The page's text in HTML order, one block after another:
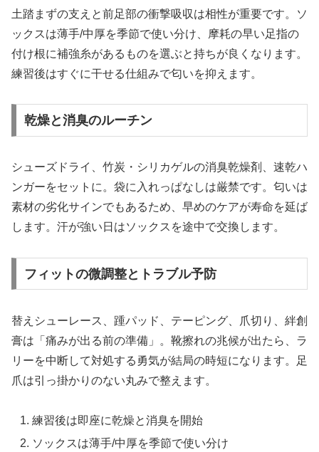
土踏まずの支えと前足部の衝撃吸収は相性が重要です。ソ
ックスは薄手/中厚を季節で使い分け、摩耗の早い足指の
付け根に補強糸があるものを選ぶと持ちが良くなります。
練習後はすぐに干せる仕組みで匂いを抑えます。
乾燥と消臭のルーチン
シューズドライ、竹炭・シリカゲルの消臭乾燥剤、速乾ハ
ンガーをセットに。袋に入れっぱなしは厳禁です。匂いは
素材の劣化サインでもあるため、早めのケアが寿命を延ば
します。汗が強い日はソックスを途中で交換します。
フィットの微調整とトラブル予防
替えシューレース、踵パッド、テーピング、爪切り、絆創
膏は「痛みが出る前の準備」。靴擦れの兆候が出たら、ラ
リーを中断して対処する勇気が結局の時短になります。足
爪は引っ掛かりのない丸みで整えます。
練習後は即座に乾燥と消臭を開始
ソックスは薄手/中厚を季節で使い分け